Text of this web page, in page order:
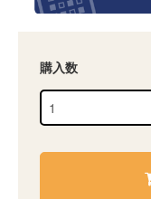
購入数